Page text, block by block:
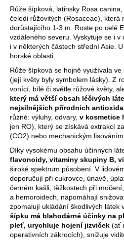
Růže šípková, latinsky Rosa canina,
čeledi růžovitých (Rosaceae), která
dorůstajícího 1-3 m. Roste po celé
vzdáleného severu. Vyskytuje se i v
i v některých částech střední Asie.
horské oblasti.
Růže šípková se hojně využívala
(její květy byly symbolem lásky). Z
vonící, bílé či světle růžové květy,
který má větší obsah léčivých
nejsilnějších přírodních
různé: výluhy, odvary, v kosmetice
jen RO), který se získává extrakcí
(CO2) nebo mechanickým lisováním.
Díky vysokému obsahu účinných
flavonoidy, vitaminy skupiny B,
široké spektrum působení. V
doporučují při cukrovce, únavě,
černém kašli, těžkostech při
a hemoroidech, napomáhají
zpomalují ukládání škodlivých látek
šípku má blahodárné účinky na
pleť, urychluje hojení jizviček (ať
operativních zákrocích), snižuje
b
u
j
e
t
e
n
a
j
í
t
?
HLEDAT